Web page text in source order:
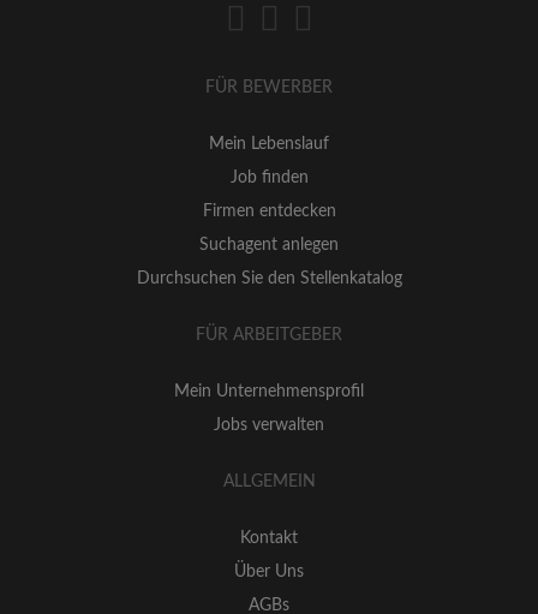
FÜR BEWERBER
Mein Lebenslauf
Job finden
Firmen entdecken
Suchagent anlegen
Durchsuchen Sie den Stellenkatalog
FÜR ARBEITGEBER
Mein Unternehmensprofil
Jobs verwalten
ALLGEMEIN
Kontakt
Über Uns
AGBs